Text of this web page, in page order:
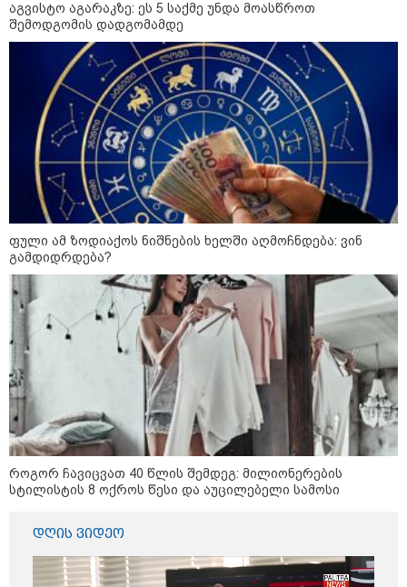
12:46 / 07-08-2026
ოკუპირებულ აფხაზეთში საწვავის
დეფიციტია, კილომეტრიანი რიგები და
შეზღუდვა საწვავის ჩასხმაზე - რა
ინფორმაციას აქვეყნებს "დემოკრატიის
კვლევის ინსტიტუტი“
14:23 / 05-08-2026
მაღალჩინოსნებმა უკრაინაში
ომთან დაკავშირებით
09:55 / 05-08-2026
აგვისტო აგარაკზე: ეს 5 საქმე უნდა მოასწროთ
შემოდგომის დადგომამდე
ფული ამ ზოდიაქოს ნიშნების ხელში აღმოჩნდება: ვინ
გამდიდრდება?
როგორ ჩავიცვათ 40 წლის შემდეგ: მილიონერების
სტილისტის 8 ოქროს წესი და აუცილებელი სამოსი
დღის ვიდეო